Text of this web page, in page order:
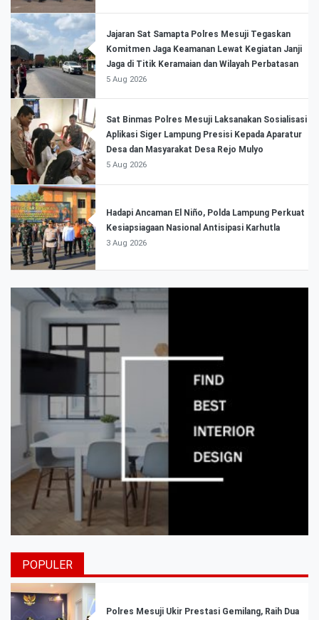
Jajaran Sat Samapta Polres Mesuji Tegaskan
Komitmen Jaga Keamanan Lewat Kegiatan Janji
Jaga di Titik Keramaian dan Wilayah Perbatasan
5 Aug 2026
Sat Binmas Polres Mesuji Laksanakan Sosialisasi
Aplikasi Siger Lampung Presisi Kepada Aparatur
Desa dan Masyarakat Desa Rejo Mulyo
5 Aug 2026
Hadapi Ancaman El Niño, Polda Lampung Perkuat
Kesiapsiagaan Nasional Antisipasi Karhutla
3 Aug 2026
POPULER
Polres Mesuji Ukir Prestasi Gemilang, Raih Dua